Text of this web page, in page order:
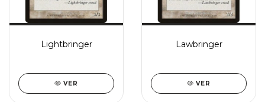
Lightbringer
VER
Lawbringer
VER